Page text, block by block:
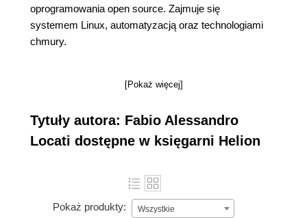
oprogramowania open source. Zajmuje się
systemem Linux, automatyzacją oraz technologiami
chmury.
[Pokaż więcej]
Tytuły autora: Fabio Alessandro
Locati dostępne w księgarni Helion
Pokaż produkty: Wszystkie